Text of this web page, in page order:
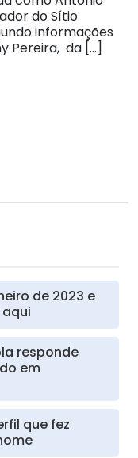
do Sítio
informações
Pereira, da […]
de 2023 e
responde
em
que fez